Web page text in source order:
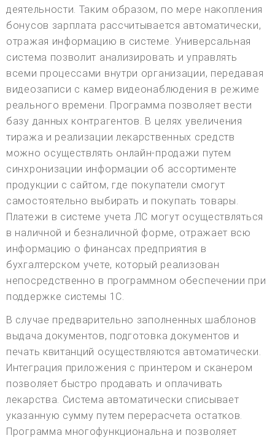
деятельности. Таким образом, по мере накопления
бонусов зарплата рассчитывается автоматически,
отражая информацию в системе. Универсальная
система позволит анализировать и управлять
всеми процессами внутри организации, передавая
видеозаписи с камер видеонаблюдения в режиме
реального времени. Программа позволяет вести
базу данных контрагентов. В целях увеличения
тиража и реализации лекарственных средств
можно осуществлять онлайн-продажи путем
синхронизации информации об ассортименте
продукции с сайтом, где покупатели смогут
самостоятельно выбирать и покупать товары.
Платежи в системе учета ЛС могут осуществляться
в наличной и безналичной форме, отражает всю
информацию о финансах предприятия в
бухгалтерском учете, который реализован
непосредственно в программном обеспечении при
поддержке системы 1С.
В случае предварительно заполненных шаблонов
выдача документов, подготовка документов и
печать квитанций осуществляются автоматически.
Интеграция приложения с принтером и сканером
позволяет быстро продавать и оплачивать
лекарства. Система автоматически списывает
указанную сумму путем перерасчета остатков.
Программа многофункциональна и позволяет